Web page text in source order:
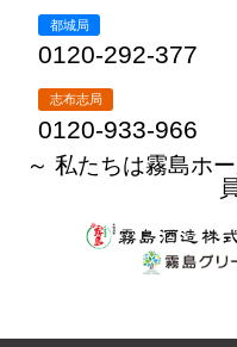
都城局
0120-292-377
志布志局
0120-933-966
～ 私たちは霧島ホ